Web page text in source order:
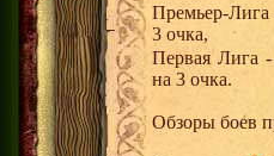
Премьер-Лига
3 очка,
Первая Лига -
на 3 очка.
Обзоры боев